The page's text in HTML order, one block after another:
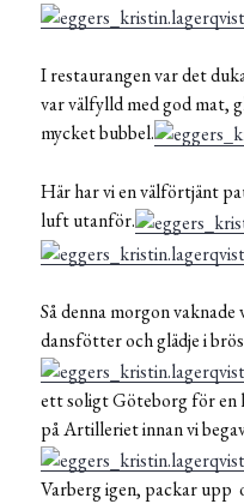
I restaurangen var det
var välfylld med god mat,
mycket bubbel.
Här har vi en välförtjänt
luft utanför.
Så denna morgon
dansfötter och glädje i
ett soligt Göteborg för en
på Artilleriet innan vi
Varberg igen, packar upp